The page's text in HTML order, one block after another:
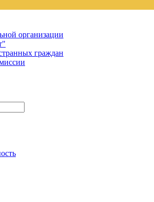
организации
граждан